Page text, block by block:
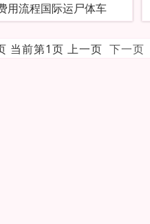
用流程国际运尸体车
当前第1页 上一页 下一页